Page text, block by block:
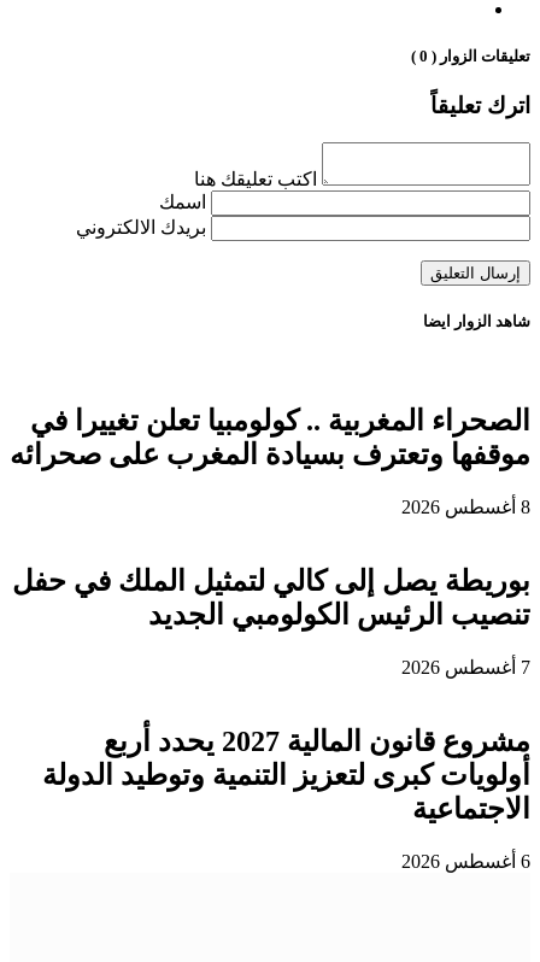
تعليقات الزوار ( 0 )
اترك تعليقاً
اكتب تعليقك هنا
اسمك
بريدك الالكتروني
شاهد الزوار ايضا
الصحراء المغربية .. كولومبيا تعلن تغييرا في
موقفها وتعترف بسيادة المغرب على صحرائه
8 أغسطس 2026
بوريطة يصل إلى كالي لتمثيل الملك في حفل
تنصيب الرئيس الكولومبي الجديد
7 أغسطس 2026
مشروع قانون المالية 2027 يحدد أربع
أولويات كبرى لتعزيز التنمية وتوطيد الدولة
الاجتماعية
6 أغسطس 2026